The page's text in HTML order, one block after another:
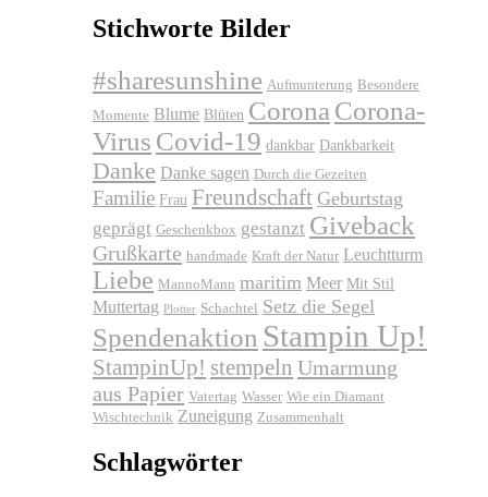
Stichworte Bilder
#sharesunshine Aufmunterung Besondere
Momente Blume Blüten Corona Corona-
Virus Covid-19 dankbar Dankbarkeit
Danke Danke sagen Durch die Gezeiten
Familie Frau Freundschaft Geburtstag
geprägt Geschenkbox gestanzt Giveback
Grußkarte handmade Kraft der Natur Leuchtturm
Liebe MannoMann maritim Meer Mit Stil
Muttertag Plotter Schachtel Setz die Segel
Spendenaktion Stampin Up!
StampinUp! stempeln Umarmung
aus Papier Vatertag Wasser Wie ein Diamant
Wischtechnik Zuneigung Zusammenhalt
Schlagwörter